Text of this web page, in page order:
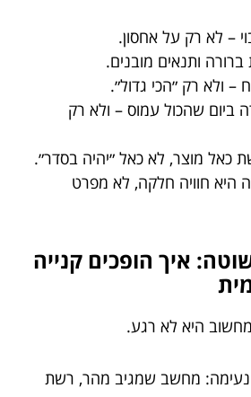
– לא רק על אחסון.
ברורה ותנאים מובנים.
ולא רק ״הכי גדול״.
ביום שהכול עמוס – ולא רק
כאל מוצר, לא כאל ״יהיה בסדר״.
היא חוויה חלקה, לא מפרט
איך הופכים קנייה
היא לא רגע.
מחשב שמגיב מהר, רשת